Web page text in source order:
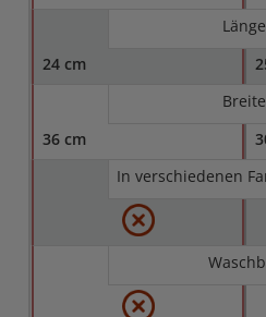
Länge
24 cm
Breite
36 cm
In verschiedenen